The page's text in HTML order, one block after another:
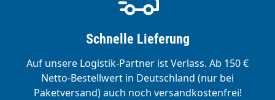
Schnelle Lieferung
Auf unsere Logistik-Partner ist Verlass. Ab 150 €
Netto-Bestellwert in Deutschland (nur bei
Paketversand) auch noch versandkostenfrei!